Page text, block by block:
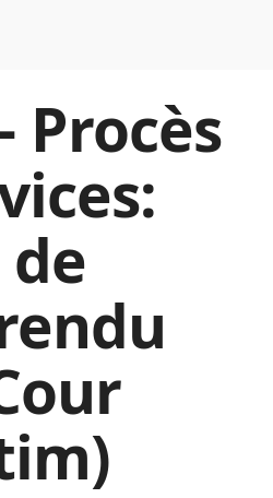
Procès